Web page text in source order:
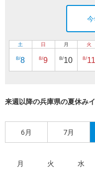
土
8/8
日
8/9
月
8/10
火
8/11
来週以降の兵庫県の夏休み
6月 7月
月 火 水